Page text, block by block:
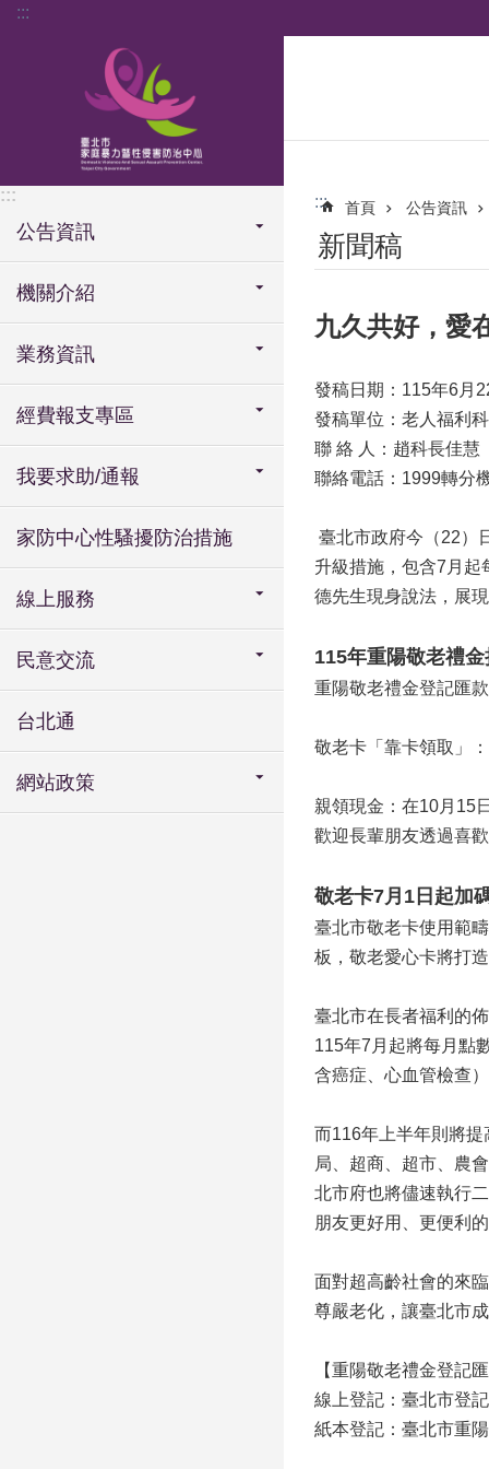
跳到主要內容區塊
:::
:::
公告資訊
機關介紹
業務資訊
經費報支專區
我要求助/通報
家防中心性騷擾防治措施
線上服務
民意交流
台北通
網站政策
::: 首頁 公告資訊
新聞稿
九久共好，愛
發稿日期：115年6月
發稿單位：老人福利科
聯 絡 人：趙科長佳慧
聯絡電話：1999轉分
臺北市政府今（22）
升級措施，包含7月起
德先生現身說法，展
115年重陽敬老禮
重陽敬老禮金登記匯
敬老卡「靠卡領取」
親領現金：在10月15
歡迎長輩朋友透過喜
敬老卡7月1日起加
臺北市敬老卡使用範
板，敬老愛心卡將打
臺北市在長者福利的
115年7月起將每月點
含癌症、心血管檢查
而116年上半年則將
局、超商、超市、農
北市府也將儘速執行
朋友更好用、更便利
面對超高齡社會的來
尊嚴老化，讓臺北市
【重陽敬老禮金登記
線上登記：臺北市登
紙本登記：臺北市重